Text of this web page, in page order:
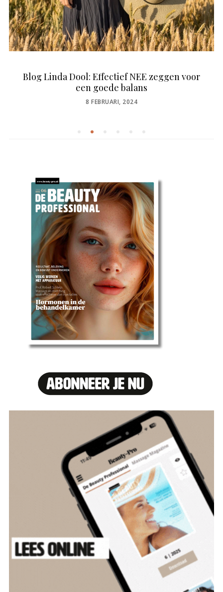
Blog Linda Dool: Effectief NEE zeggen voor
een goede balans
POSTED
8 FEBRUARI, 2024